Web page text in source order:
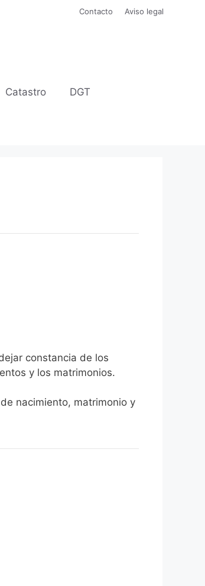
Contacto Aviso legal
Catastro DGT
constancia de los
y los matrimonios.
nacimiento, matrimonio y